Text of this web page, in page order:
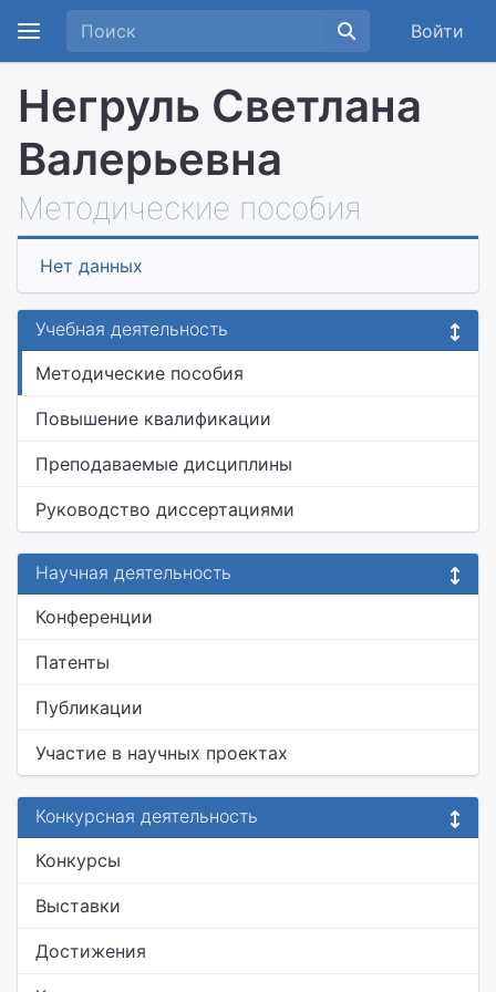
Войти
Негруль Светлана
Валерьевна
Методические пособия
Нет данных
Учебная деятельность
Методические пособия
Повышение квалификации
Преподаваемые дисциплины
Руководство диссертациями
Научная деятельность
Конференции
Патенты
Публикации
Участие в научных проектах
Конкурсная деятельность
Конкурсы
Выставки
Достижения